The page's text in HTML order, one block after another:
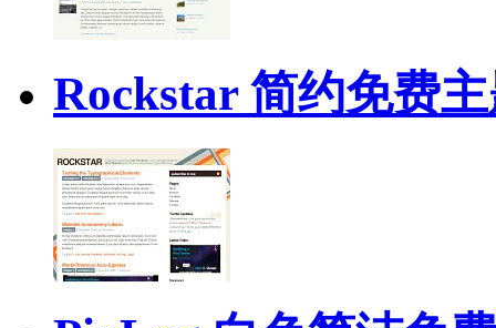
Rockstar 简约免费